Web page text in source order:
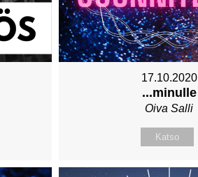
17.10.2020
...minulle
Oiva Salli
Katso